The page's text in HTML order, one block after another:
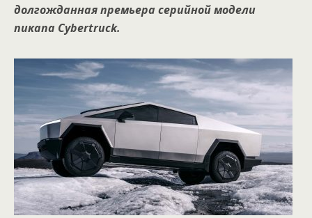
долгожданная премьера серийной модели
пикапа Cybertruck.